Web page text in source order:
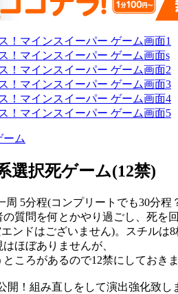
ーム
選択死ゲーム(12禁)
5分程(コンプリートでも30分程
質問を何とかやり過ごし、死を
ンドはございません)。スチルは8
ほぼありませんが、
ころがあるので12禁にしておきま
開！組み直しをして演出強化致し